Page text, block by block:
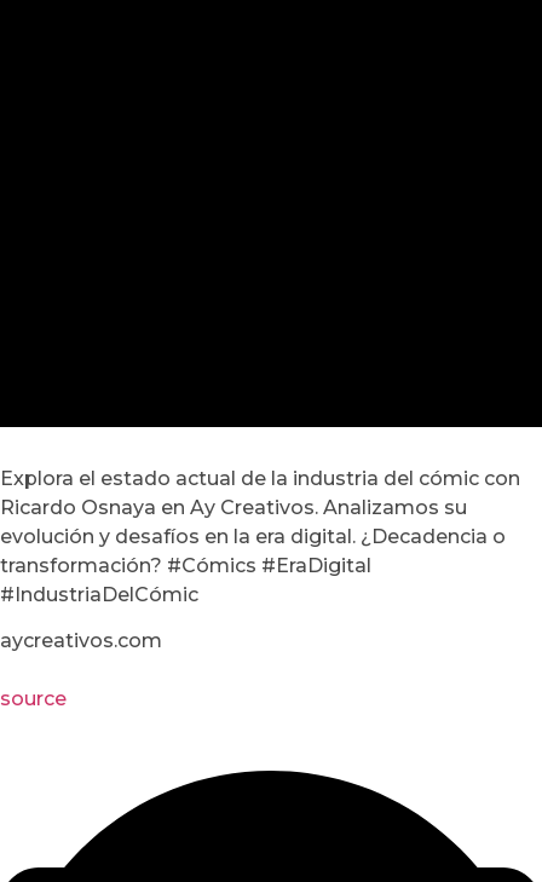
Explora el estado actual de la industria del cómic con
Ricardo Osnaya en Ay Creativos. Analizamos su
evolución y desafíos en la era digital. ¿Decadencia o
transformación? #Cómics #EraDigital
#IndustriaDelCómic
aycreativos.com
source